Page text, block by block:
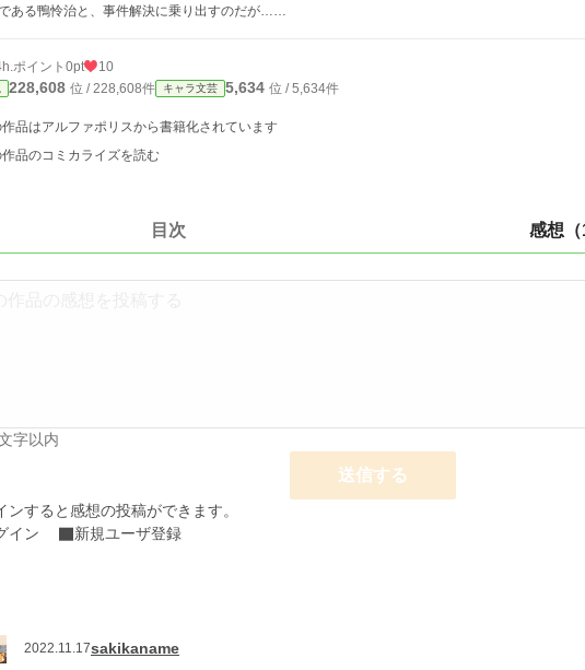
ある鴨怜治と、事件解決に乗り出すのだが……
ポイント 0pt 10
228,608 位 / 228,608件 キャラ文芸 5,634 位 / 5,634件
作品はアルファポリスから書籍化されています
作品のコミカライズを読む
目次 感想（
字以内
送信する
ンすると感想の投稿ができます。
イン
新規ユーザ登録
2022.11.17sakikaname